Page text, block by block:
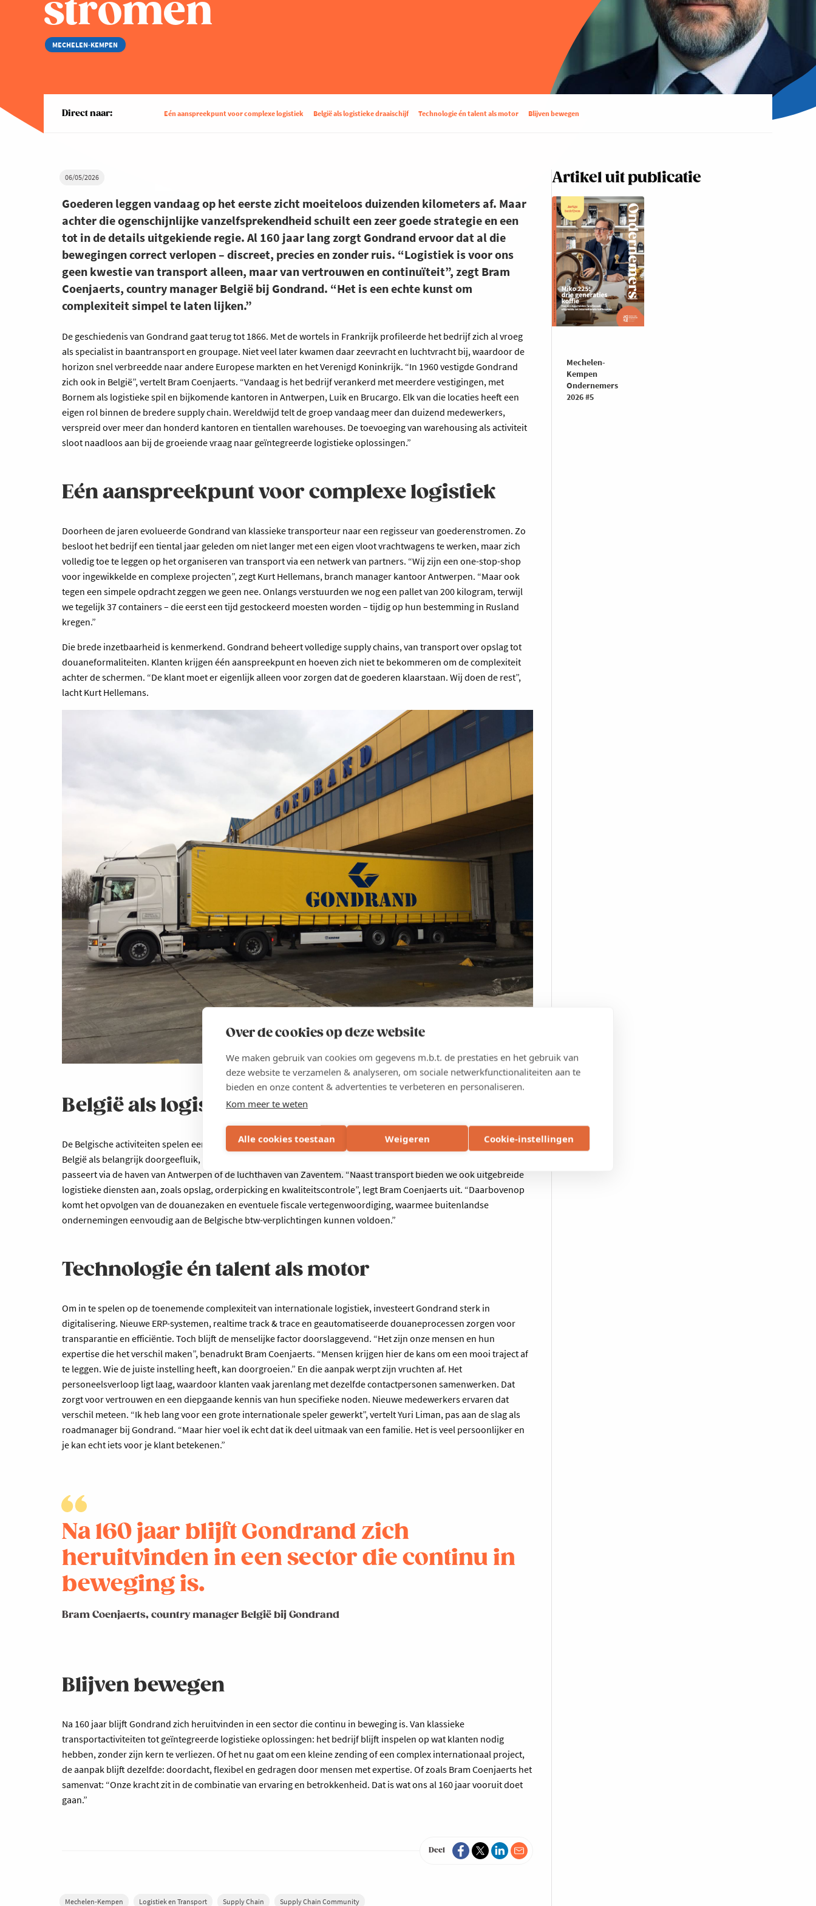
Over de cookies op deze website
We maken gebruik van cookies om gegevens m.b.t. de prestaties en het gebruik van
deze website te verzamelen & analyseren, om sociale netwerkfunctionaliteiten aan te
bieden en onze content & advertenties te verbeteren en personaliseren.
Kom meer te weten
Alle cookies toestaan Weigeren Cookie-instellingen
stromen
MECHELEN-KEMPEN
Direct naar: Eén aanspreekpunt voor complexe logistiek België als logistieke draaischijf Technologie én talent als motor Blijven bewegen
06/05/2026
Goederen leggen vandaag op het eerste zicht moeiteloos duizenden kilometers af. Maar
achter die ogenschijnlijke vanzelfsprekendheid schuilt een zeer goede strategie en een
tot in de details uitgekiende regie. Al 160 jaar lang zorgt Gondrand ervoor dat al die
bewegingen correct verlopen – discreet, precies en zonder ruis. “Logistiek is voor ons
geen kwestie van transport alleen, maar van vertrouwen en continuïteit”, zegt Bram
Coenjaerts, country manager België bij Gondrand. “Het is een echte kunst om
complexiteit simpel te laten lijken.”
De geschiedenis van Gondrand gaat terug tot 1866. Met de wortels in Frankrijk profileerde het bedrijf zich al vroeg
als specialist in baantransport en groupage. Niet veel later kwamen daar zeevracht en luchtvracht bij, waardoor de
horizon snel verbreedde naar andere Europese markten en het Verenigd Koninkrijk. “In 1960 vestigde Gondrand
zich ook in België”, vertelt Bram Coenjaerts. “Vandaag is het bedrijf verankerd met meerdere vestigingen, met
Bornem als logistieke spil en bijkomende kantoren in Antwerpen, Luik en Brucargo. Elk van die locaties heeft een
eigen rol binnen de bredere supply chain. Wereldwijd telt de groep vandaag meer dan duizend medewerkers,
verspreid over meer dan honderd kantoren en tientallen warehouses. De toevoeging van warehousing als activiteit
sloot naadloos aan bij de groeiende vraag naar geïntegreerde logistieke oplossingen.”
Eén aanspreekpunt voor complexe logistiek
Doorheen de jaren evolueerde Gondrand van klassieke transporteur naar een regisseur van goederenstromen. Zo
besloot het bedrijf een tiental jaar geleden om niet langer met een eigen vloot vrachtwagens te werken, maar zich
volledig toe te leggen op het organiseren van transport via een netwerk van partners. “Wij zijn een one-stop-shop
voor ingewikkelde en complexe projecten”, zegt Kurt Hellemans, branch manager kantoor Antwerpen. “Maar ook
tegen een simpele opdracht zeggen we geen nee. Onlangs verstuurden we nog een pallet van 200 kilogram, terwijl
we tegelijk 37 containers – die eerst een tijd gestockeerd moesten worden – tijdig op hun bestemming in Rusland
kregen.”
Die brede inzetbaarheid is kenmerkend. Gondrand beheert volledige supply chains, van transport over opslag tot
douaneformaliteiten. Klanten krijgen één aanspreekpunt en hoeven zich niet te bekommeren om de complexiteit
achter de schermen. “De klant moet er eigenlijk alleen voor zorgen dat de goederen klaarstaan. Wij doen de rest”,
lacht Kurt Hellemans.
België als logistieke draaischijf
De Belgische activiteiten spelen een strategische rol binnen de groep. Dankzij de centrale ligging fungeert Gondrand
België als belangrijk doorgeefluik, onder meer richting de Franse markt. Een groot deel van de goederenstromen
passeert via de haven van Antwerpen of de luchthaven van Zaventem. “Naast transport bieden we ook uitgebreide
logistieke diensten aan, zoals opslag, orderpicking en kwaliteitscontrole”, legt Bram Coenjaerts uit. “Daarbovenop
komt het opvolgen van de douanezaken en eventuele fiscale vertegenwoordiging, waarmee buitenlandse
ondernemingen eenvoudig aan de Belgische btw-verplichtingen kunnen voldoen.”
Technologie én talent als motor
Om in te spelen op de toenemende complexiteit van internationale logistiek, investeert Gondrand sterk in
digitalisering. Nieuwe ERP-systemen, realtime track & trace en geautomatiseerde douaneprocessen zorgen voor
transparantie en efficiëntie. Toch blijft de menselijke factor doorslaggevend. “Het zijn onze mensen en hun
expertise die het verschil maken”, benadrukt Bram Coenjaerts. “Mensen krijgen hier de kans om een mooi traject af
te leggen. Wie de juiste instelling heeft, kan doorgroeien.” En die aanpak werpt zijn vruchten af. Het
personeelsverloop ligt laag, waardoor klanten vaak jarenlang met dezelfde contactpersonen samenwerken. Dat
zorgt voor vertrouwen en een diepgaande kennis van hun specifieke noden. Nieuwe medewerkers ervaren dat
verschil meteen. “Ik heb lang voor een grote internationale speler gewerkt”, vertelt Yuri Liman, pas aan de slag als
roadmanager bij Gondrand. “Maar hier voel ik echt dat ik deel uitmaak van een familie. Het is veel persoonlijker en
je kan echt iets voor je klant betekenen.”
Na 160 jaar blijft Gondrand zich
heruitvinden in een sector die continu in
beweging is.
Bram Coenjaerts, country manager België bij Gondrand
Blijven bewegen
Na 160 jaar blijft Gondrand zich heruitvinden in een sector die continu in beweging is. Van klassieke
transportactiviteiten tot geïntegreerde logistieke oplossingen: het bedrijf blijft inspelen op wat klanten nodig
hebben, zonder zijn kern te verliezen. Of het nu gaat om een kleine zending of een complex internationaal project,
de aanpak blijft dezelfde: doordacht, flexibel en gedragen door mensen met expertise. Of zoals Bram Coenjaerts het
samenvat: “Onze kracht zit in de combinatie van ervaring en betrokkenheid. Dat is wat ons al 160 jaar vooruit doet
gaan.”
Deel
Mechelen-Kempen Logistiek en Transport Supply Chain Supply Chain Community
Artikel uit publicatie
Mechelen-
Kempen
Ondernemers
2026 #5